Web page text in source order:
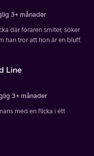
3+ månader
där föraren smiter, söker
han tror att hon är en bluff.
Line
3+ månader
med en flicka i ett